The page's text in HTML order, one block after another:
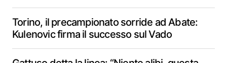
Torino, il precampionato sorride ad Abate:
Kulenovic firma il successo sul Vado